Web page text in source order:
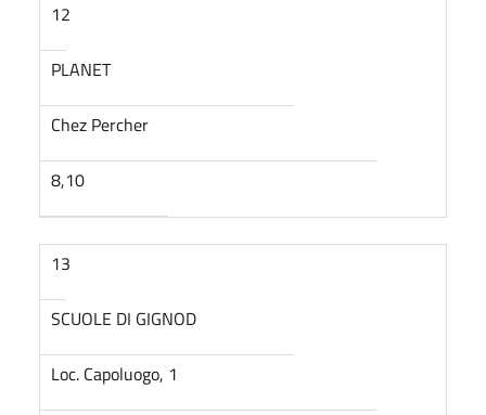
12
PLANET
Chez Percher
8,10
13
SCUOLE DI GIGNOD
Loc. Capoluogo, 1